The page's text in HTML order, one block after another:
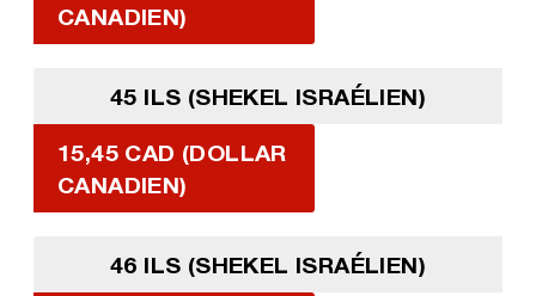
CANADIEN)
45 ILS (SHEKEL ISRAÉLIEN)
15,45 CAD (DOLLAR
CANADIEN)
46 ILS (SHEKEL ISRAÉLIEN)